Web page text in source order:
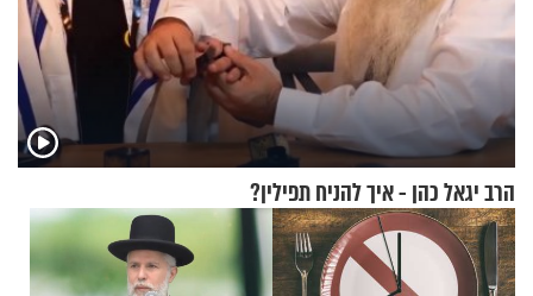
הרב יגאל כהן - איך להניח תפילין?